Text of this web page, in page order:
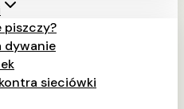
piszczy?
dywanie
sieciówki